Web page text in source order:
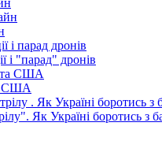
і "парад" дронів
США
Як Україні боротись з